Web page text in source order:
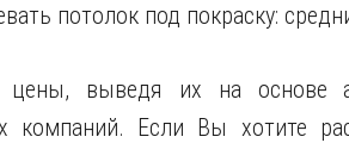
потолок под покраску:
выведя их на основе
компаний. Если Вы хотите